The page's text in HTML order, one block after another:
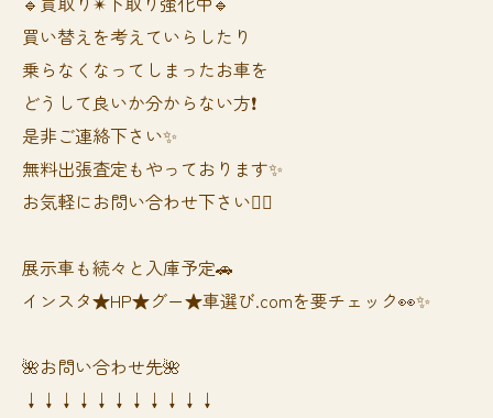
買い替えを考えていらしたり
乗らなくなってしまったお車を
どうして良いか分からない方❗️
是非ご連絡下さい✨
無料出張査定もやっております✨
お気軽にお問い合わせ下さい🙆‍♀️
展示車も続々と入庫予定🚗
インスタ★HP★グー★車選び.comを要チェック👀✨
🌺お問い合わせ先🌺
↓↓↓↓↓↓↓↓↓↓↓